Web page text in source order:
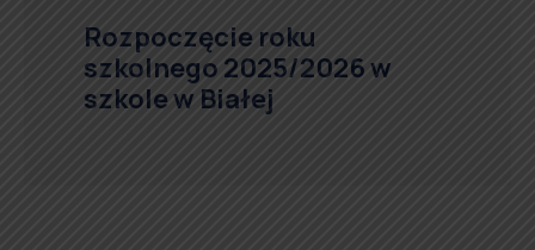
Rozpoczęcie roku
szkolnego 2025/2026 w
szkole w Białej